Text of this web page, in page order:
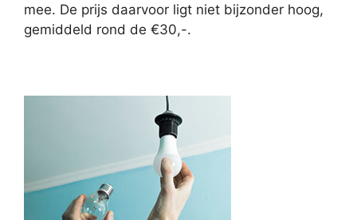
mee. De prijs daarvoor ligt niet bijzonder hoog,
gemiddeld rond de €30,-.